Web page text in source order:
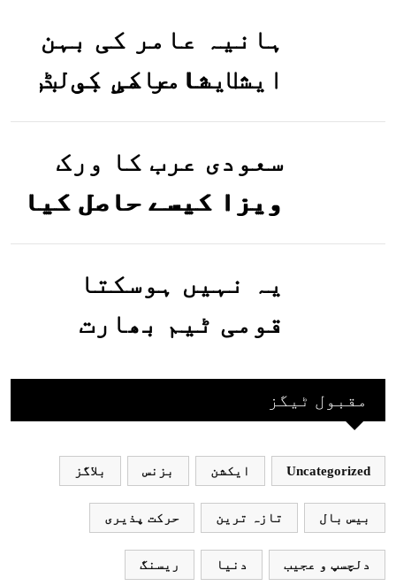
ہانیہ عامر کی بہن
ایشا عامر کی بولڈ
تصاویر وائرل ہو
گئیں
سعودی عرب کا ورک
ویزا کیسے حاصل کیا
جاسکتا ہے؟جانیے
یہ نہیں ہوسکتا
قومی ٹیم بھارت
بھارتی ٹیم پاکستانمقبول ٹیگز
Uncategorized ایکشن بزنس بلاگز
بیس بال تازہ ترین حرکت پذیری
دلچسپ و عجیب دنیا ریسنگ